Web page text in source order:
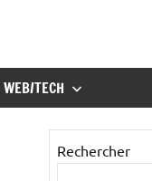
WEB/TECH
Rechercher